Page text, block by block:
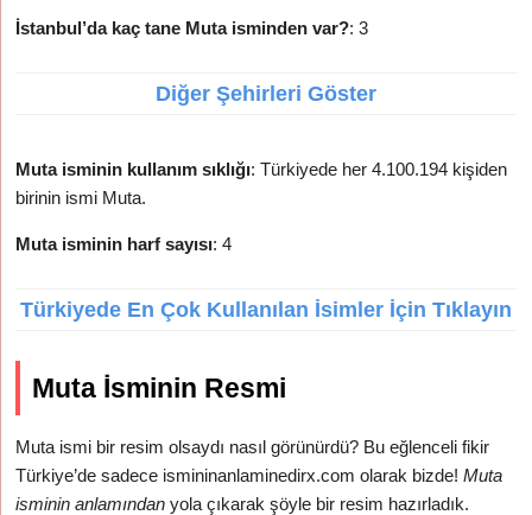
İstanbul’da kaç tane Muta isminden var?: 3
Diğer Şehirleri Göster
Muta isminin kullanım sıklığı: Türkiyede her 4.100.194 kişiden
birinin ismi Muta.
Muta isminin harf sayısı: 4
Türkiyede En Çok Kullanılan İsimler İçin Tıklayın
Muta İsminin Resmi
Muta ismi bir resim olsaydı nasıl görünürdü? Bu eğlenceli fikir
Türkiye’de sadece ismininanlaminedirx.com olarak bizde!Muta
isminin anlamından yola çıkarak şöyle bir resim hazırladık.